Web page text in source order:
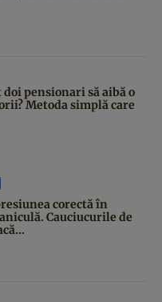
doi pensionari să aibă o
Metoda simplă care
corectă în
Cauciucurile de